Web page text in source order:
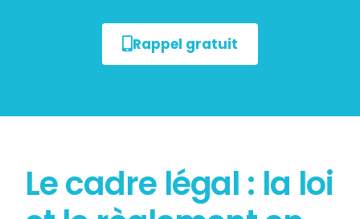
Rappel gratuit
Le cadre légal : la loi